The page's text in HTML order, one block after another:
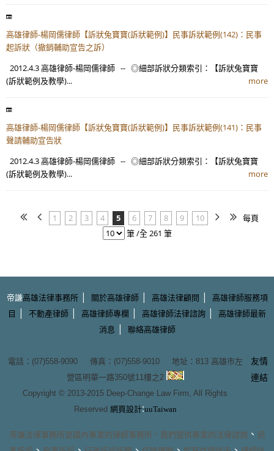
高雄律師-楊岡儒律師【訴狀兔寶寶(訴狀範例)】民事訴狀範例(142)：民事
起訴狀（撤銷輔助宣告之訴）
2012.4.3 高雄律師-楊岡儒律師 -- ◎細部訴狀分類索引：【訴狀兔寶寶
(訴狀範例及教學)...
more
高雄律師-楊岡儒律師【訴狀兔寶寶(訴狀範例)】民事訴狀範例(141)：民事
聲請輔助宣告狀
2012.4.3 高雄律師-楊岡儒律師 -- ◎細部訴狀分類索引：【訴狀兔寶寶
(訴狀範例及教學)...
more
1 2 3 4 5 6 7 8 9 10
每頁
筆 /全 261 筆
帝謙高雄法律事務所| 關於高雄律師| 高雄法律顧問 |
高雄律師服務項
目
| 不動產律師 | 高雄律師專欄 | 高雄律師法律諮詢 |
高雄律師最新
消息 | 聯絡高雄律師
電話：(07)558-9090 傳真：(07)558-9010 地址： 813 高雄市左
營區明華一路350號11樓之2
Copyright © 2013-2015 Deep-Change Law Firm, All Rights
Reserved 網頁設計:uuTaiwan
友情
連結
帝謙法律事務所是國內專業的律師事務所 ，我們提供專業的法律諮詢 、 民